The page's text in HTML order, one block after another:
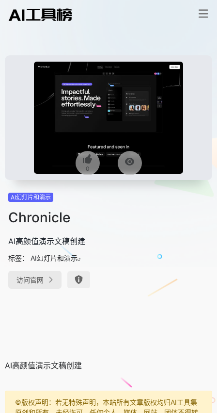
0
AI幻灯片和演示
Chronicle
AI高颜值演示文稿创建
标签： AI幻灯片和演示
访问官网
AI高颜值演示文稿创建
©️版权声明：若无特殊声明，本站所有文章版权均归AI工具集